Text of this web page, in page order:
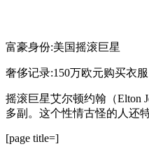
富豪身份:美国摇滚巨星
奢侈记录:150万欧元购买衣服
摇滚巨星艾尔顿约翰（Elton
多副。这个性情古怪的人还
[page title=]